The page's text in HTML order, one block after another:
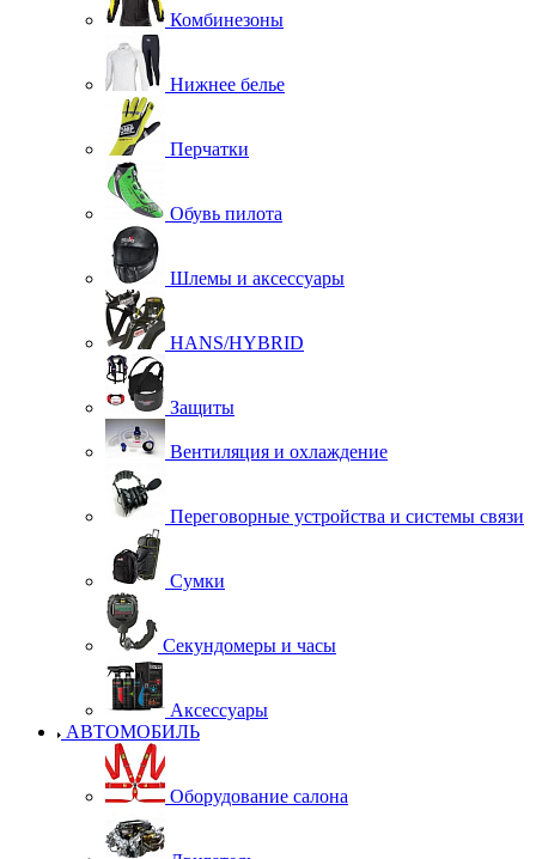
Комбинезоны
Нижнее белье
Перчатки
Обувь пилота
Шлемы и аксессуары
HANS/HYBRID
Защиты
Вентиляция и охлаждение
Переговорные устройства и системы связи
Сумки
Секундомеры и часы
Аксессуары
АВТОМОБИЛЬ
Оборудование салона